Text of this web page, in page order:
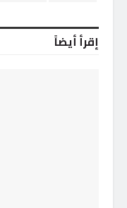
إقرأ أيضاً